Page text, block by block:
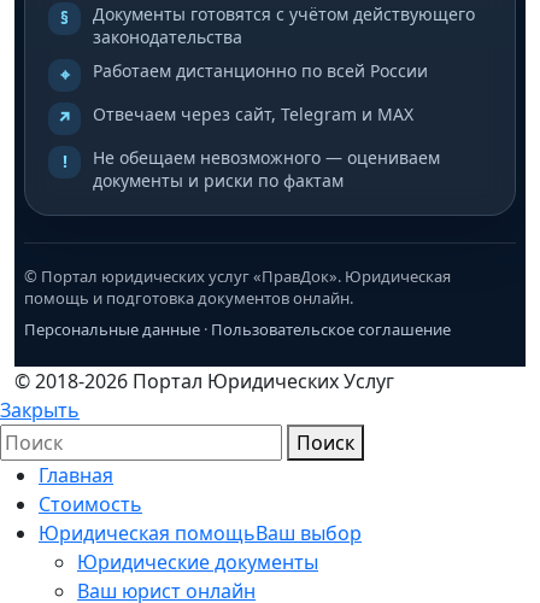
§
Документы готовятся с учётом действующего
законодательства
⌖
Работаем дистанционно по всей России
↗ Отвечаем через сайт, Telegram и MAX
!
Не обещаем невозможного — оцениваем
документы и риски по фактам
© Портал юридических услуг «ПравДок». Юридическая
помощь и подготовка документов онлайн.
Персональные данные · Пользовательское соглашение
© 2018-2026 Портал Юридических Услуг
Закрыть
Поиск
Главная
Стоимость
Юридическая помощьВаш выбор
Юридические документы
Ваш юрист онлайн